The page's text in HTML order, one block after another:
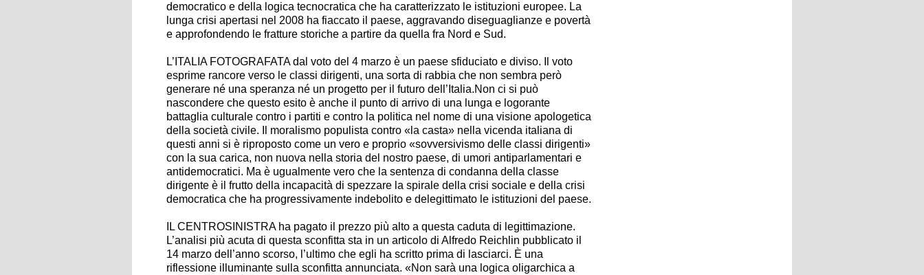
democratico e della logica tecnocratica che ha caratterizzato le istituzioni europee. La
lunga crisi apertasi nel 2008 ha fiaccato il paese, aggravando diseguaglianze e povertà
e approfondendo le fratture storiche a partire da quella fra Nord e Sud.
L’ITALIA FOTOGRAFATA dal voto del 4 marzo è un paese sfiduciato e diviso. Il voto
esprime rancore verso le classi dirigenti, una sorta di rabbia che non sembra però
generare né una speranza né un progetto per il futuro dell’Italia.Non ci si può
nascondere che questo esito è anche il punto di arrivo di una lunga e logorante
battaglia culturale contro i partiti e contro la politica nel nome di una visione apologetica
della società civile. Il moralismo populista contro «la casta» nella vicenda italiana di
questi anni si è riproposto come un vero e proprio «sovversivismo delle classi dirigenti»
con la sua carica, non nuova nella storia del nostro paese, di umori antiparlamentari e
antidemocratici. Ma è ugualmente vero che la sentenza di condanna della classe
dirigente è il frutto della incapacità di spezzare la spirale della crisi sociale e della crisi
democratica che ha progressivamente indebolito e delegittimato le istituzioni del paese.
IL CENTROSINISTRA ha pagato il prezzo più alto a questa caduta di legittimazione.
L’analisi più acuta di questa sconfitta sta in un articolo di Alfredo Reichlin pubblicato il
14 marzo dell’anno scorso, l’ultimo che egli ha scritto prima di lasciarci. È una
riflessione illuminante sulla sconfitta annunciata. «Non sarà una logica oligarchica a